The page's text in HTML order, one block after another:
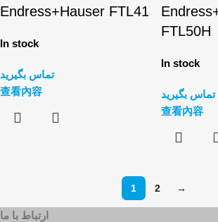
Endress+Hauser FTL41
In stock
تماس بگیرید
查看內容
FTL50H
In stock
تماس بگیرید
查看內容
1 2 →
ارتباط با ما